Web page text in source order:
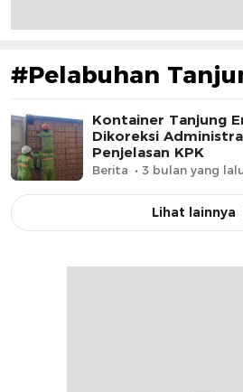
#Pelabuhan
Kontainer Tanjung
Dikoreksi
Penjelasan KPK
Berita 3 bulan yang
Lihat lainnya